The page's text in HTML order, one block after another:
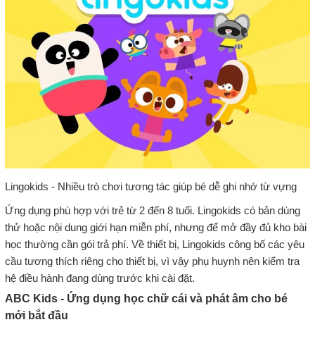
Lingokids - Nhiều trò chơi tương tác giúp bé dễ ghi nhớ từ vựng
Ứng dụng phù hợp với trẻ từ 2 đến 8 tuổi. Lingokids có bản dùng
thử hoặc nội dung giới hạn miễn phí, nhưng để mở đầy đủ kho bài
học thường cần gói trả phí. Về thiết bị, Lingokids công bố các yêu
cầu tương thích riêng cho thiết bị, vì vậy phụ huynh nên kiểm tra
hệ điều hành đang dùng trước khi cài đặt.
ABC Kids - Ứng dụng học chữ cái và phát âm cho bé
mới bắt đầu